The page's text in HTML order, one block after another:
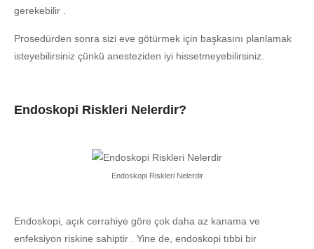
gerekebilir .
Prosedürden sonra sizi eve götürmek için başkasını planlamak
isteyebilirsiniz çünkü anesteziden iyi hissetmeyebilirsiniz.
Endoskopi Riskleri Nelerdir?
Endoskopi Riskleri Nelerdir
Endoskopi, açık cerrahiye göre çok daha az kanama ve
enfeksiyon riskine sahiptir . Yine de, endoskopi tıbbi bir